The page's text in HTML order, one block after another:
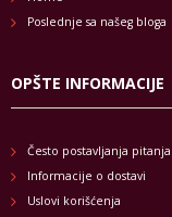
Poslednje sa našeg bloga
OPŠTE INFORMACIJE
Često postavljanja pitanja
Informacije o dostavi
Uslovi korišćenja